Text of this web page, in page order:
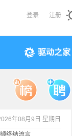
登录 注册
驱动之家
年08月9日 星期日
终结流言